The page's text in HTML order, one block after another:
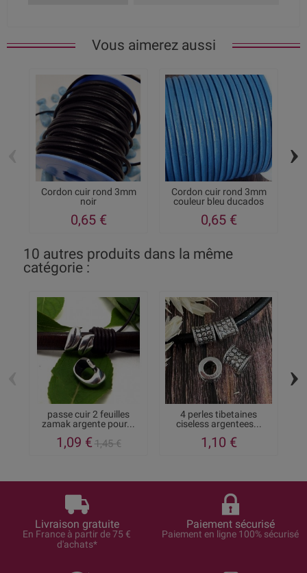
Vous aimerez aussi
Cordon cuir rond 3mm
noir
0,65 €
Cordon cuir rond 3mm
couleur bleu ducados
0,65 €
›
10 autres produits dans la même
catégorie :
passe cuir 2 feuilles
zamak argente pour...
1,09 €1,45 €
4 perles tibetaines
ciseless argentees...
1,10 €
›
Livraison gratuite
En France à partir de 75 €
d'achats*
Paiement sécurisé
Paiement en ligne 100% sécurisé